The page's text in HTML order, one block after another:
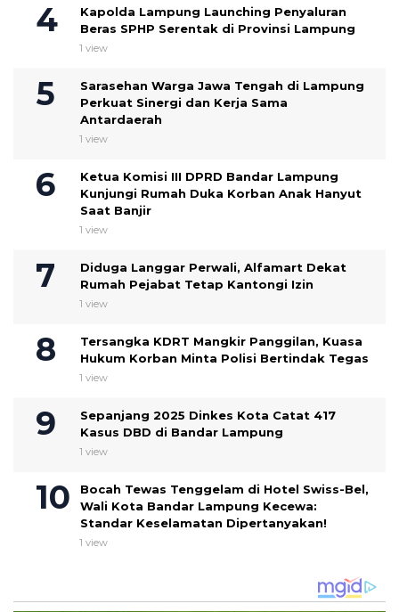
Kapolda Lampung Launching Penyaluran
Beras SPHP Serentak di Provinsi Lampung
1 view
Sarasehan Warga Jawa Tengah di Lampung
Perkuat Sinergi dan Kerja Sama
Antardaerah
1 view
Ketua Komisi III DPRD Bandar Lampung
Kunjungi Rumah Duka Korban Anak Hanyut
Saat Banjir
1 view
Diduga Langgar Perwali, Alfamart Dekat
Rumah Pejabat Tetap Kantongi Izin
1 view
Tersangka KDRT Mangkir Panggilan, Kuasa
Hukum Korban Minta Polisi Bertindak Tegas
1 view
Sepanjang 2025 Dinkes Kota Catat 417
Kasus DBD di Bandar Lampung
1 view
Bocah Tewas Tenggelam di Hotel Swiss-Bel,
Wali Kota Bandar Lampung Kecewa:
Standar Keselamatan Dipertanyakan!
1 view